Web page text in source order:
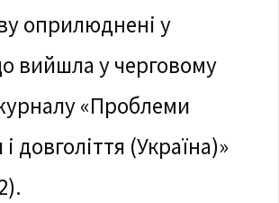
оприлюднені у
вийшла у черговому
«Проблеми
довголіття (Україна)»